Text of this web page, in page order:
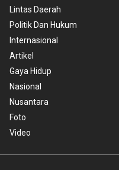
Lintas Daerah
Politik Dan Hukum
Internasional
Artikel
Gaya Hidup
Nasional
Nusantara
Foto
Video